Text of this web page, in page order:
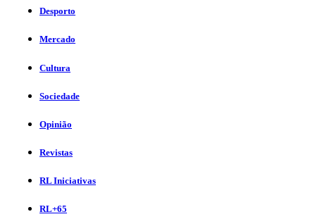
Desporto
Mercado
Cultura
Sociedade
Opinião
Revistas
RL Iniciativas
RL+65